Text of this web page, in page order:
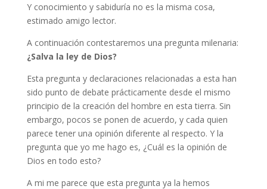
Y conocimiento y sabiduría no es la misma cosa,
estimado amigo lector.
A continuación contestaremos una pregunta milenaria:
¿Salva la ley de Dios?
Esta pregunta y declaraciones relacionadas a esta han
sido punto de debate prácticamente desde el mismo
principio de la creación del hombre en esta tierra. Sin
embargo, pocos se ponen de acuerdo, y cada quien
parece tener una opinión diferente al respecto. Y la
pregunta que yo me hago es, ¿Cuál es la opinión de
Dios en todo esto?
A mi me parece que esta pregunta ya la hemos